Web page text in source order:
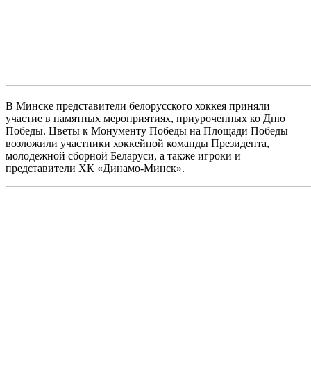
В Минске представители белорусского хоккея приняли
участие в памятных мероприятиях, приуроченных ко Дню
Победы. Цветы к Монументу Победы на Площади Победы
возложили участники хоккейной команды Президента,
молодежной сборной Беларуси, а также игроки и
представители ХК «Динамо‑Минск».